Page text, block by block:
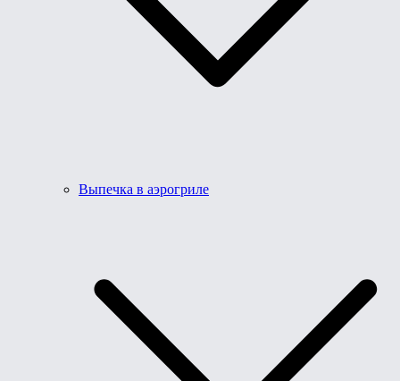
Выпечка в аэрогриле